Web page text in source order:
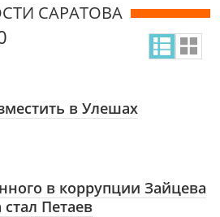
САРАТОВА
в Улешах
в коррупции Зайцева
Петаев